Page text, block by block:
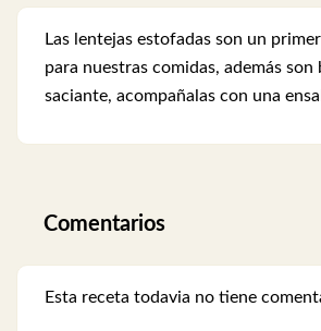
Las lentejas estofadas son un
para nuestras comidas, además son
saciante, acompañalas con una
Comentarios
Esta receta todavia no tiene